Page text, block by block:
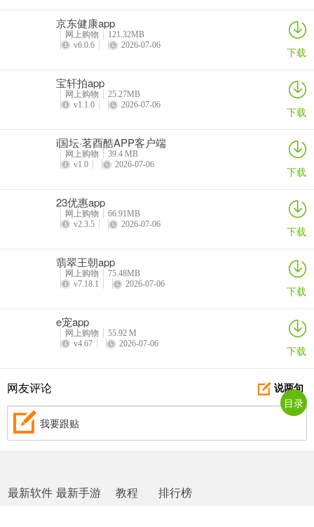
京东健康app
网上购物
121.32MB
v6.0.6
2026-07-06 下载
宝轩拍app
网上购物
25.27MB
v1.1.0
2026-07-06 下载
i国坛·茗酉酷APP客户端
网上购物
39.4 MB
v1.0
2026-07-06 下载
23优惠app
网上购物
66.91MB
v2.3.5
2026-07-06 下载
翡翠王朝app
网上购物
75.48MB
v7.18.1
2026-07-06 下载
e宠app
网上购物
55.92 M
v4.67
2026-07-06 下载
说两句
网友评论
我要跟贴
最新软件 最新手游 教程 排行榜
目录